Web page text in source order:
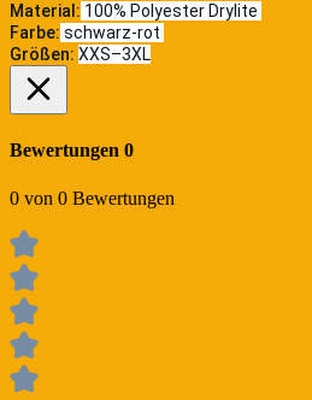
Material: 100% Polyester Drylite
Farbe: schwarz-rot
Größen: XXS–3XL
Bewertungen 0
0 von 0 Bewertungen